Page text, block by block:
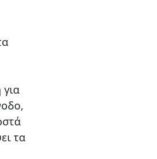
τα